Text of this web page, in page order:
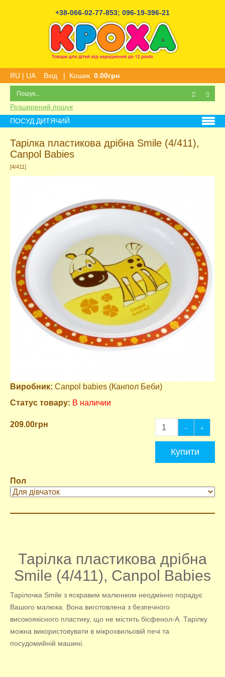
+38-066-02-77-853; 096-19-396-21
RU | UA Вхід | Кошик 0.00грн
Розширений пошук
ПОСУД ДИТЯЧИЙ
Тарілка пластикова дрібна Smile (4/411),
Canpol Babies
[4/411]
Виробник: Canpol babies (Канпол Беби)
Статус товару: В наличии
209.00грн
Купити
Пол
Тарілка пластикова дрібна
Smile (4/411), Canpol Babies
Тарілочка Smile з яскравим малюнком неодмінно порадує
Вашого малюка. Вона виготовлена ​​з безпечного
високоякісного пластику, що не містить бісфенол-А. Тарілку
можна використовувати в мікрохвильовій печі та
посудомийній машині.